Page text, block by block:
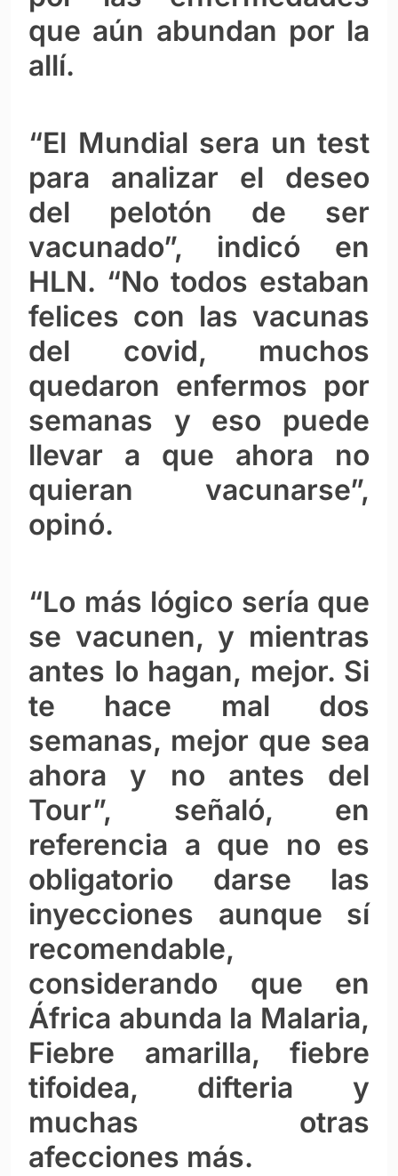
que aún abundan por la
allí.
“El Mundial sera un test
para analizar el deseo
del pelotón de ser
vacunado”, indicó en
HLN. “No todos estaban
felices con las vacunas
del covid, muchos
quedaron enfermos por
semanas y eso puede
llevar a que ahora no
quieran vacunarse”,
opinó.
“Lo más lógico sería que
se vacunen, y mientras
antes lo hagan, mejor. Si
te hace mal dos
semanas, mejor que sea
ahora y no antes del
Tour”, señaló, en
referencia a que no es
obligatorio darse las
inyecciones aunque sí
recomendable,
considerando que en
África abunda la Malaria,
Fiebre amarilla, fiebre
tifoidea, difteria y
muchas otras
afecciones más.